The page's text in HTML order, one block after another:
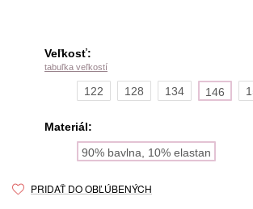
Veľkosť:
tabuľka veľkostí
122 128 134 146
Materiál:
90% bavlna, 10% elastan
PRIDAŤ DO OBĽÚBENÝCH